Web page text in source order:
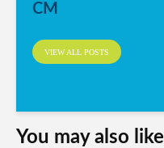
CM
VIEW ALL POSTS
You may also like